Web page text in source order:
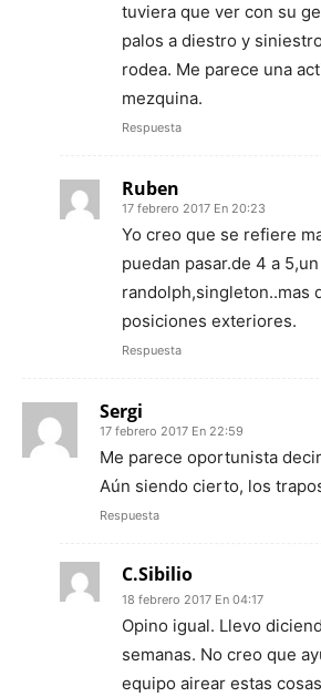
tuviera que ver con su
palos a diestro y
rodea. Me parece una
mezquina.
Respuesta
Ruben
17 febrero 2017 En 20:23
Yo creo que se refiere
puedan pasar.de 4 a 5,un
randolph,singleton..mas
posiciones exteriores.
Respuesta
Sergi
17 febrero 2017 En 22:59
Me parece oportunista
Aún siendo cierto, los
Respuesta
C.Sibilio
18 febrero 2017 En 04:17
Opino igual. Llevo
semanas. No creo que
equipo airear estas